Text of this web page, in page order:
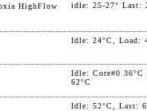
HighFlow
idle: 25-27° Last:
Idle: 24°C, Load:
Idle: Core#0 36°C
62°C
Idle: 52°C, Last: